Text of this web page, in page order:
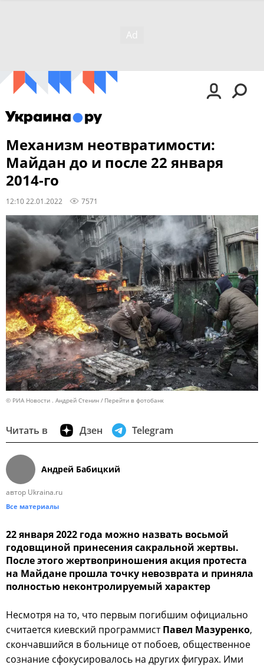
Механизм неотвратимости:
Майдан до и после 22 января
2014-го
12:10 22.01.2022 7571
© РИА Новости . Андрей Стенин Перейти в фотобанк
Читать в Дзен Telegram
Андрей Бабицкий
автор Ukraina.ru
Все материалы
22 января 2022 года можно назвать восьмой
годовщиной принесения сакральной жертвы.
После этого жертвоприношения акция протеста
на Майдане прошла точку невозврата и приняла
полностью неконтролируемый характер
Несмотря на то, что первым погибшим официально
считается киевский программистПавел Мазуренко,
скончавшийся в больнице от побоев, общественное
сознание сфокусировалось на других фигурах. Ими